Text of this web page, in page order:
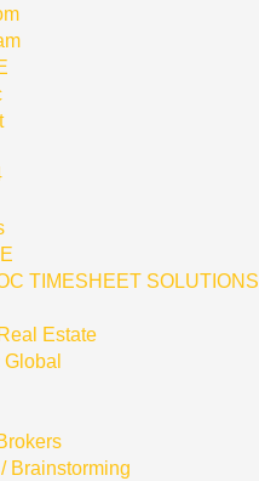
TIMESHEET SOLUTIONS
Estate
Brainstorming